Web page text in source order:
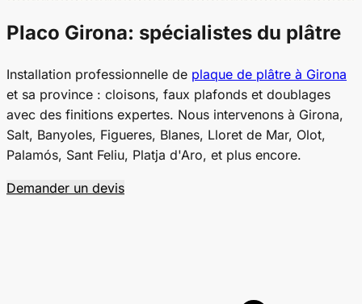
Placo Girona: spécialistes du plâtre
Installation professionnelle de plaque de plâtre à Girona
et sa province : cloisons, faux plafonds et doublages
avec des finitions expertes. Nous intervenons à Girona,
Salt, Banyoles, Figueres, Blanes, Lloret de Mar, Olot,
Palamós, Sant Feliu, Platja d'Aro, et plus encore.
Demander un devis